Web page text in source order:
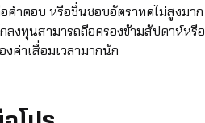
ำตอบ หรือชื่นชอบอัตราทดไม่สูงมาก
ลงทุนสามารถถือครองข้ามสัปดาห์หรือ
ค่าเสื่อมเวลามากนัก